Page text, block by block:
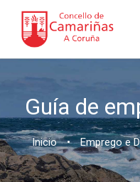
Guía de
Inicio • Emprego e